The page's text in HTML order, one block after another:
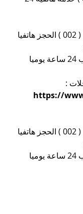
هاتف 01000412135 ( 002 ) الحجز هاتفيا
خدمة هاتفية + واتساب 24 ساعة يوميا
:
https://
هاتف 01000412135 ( 002 ) الحجز هاتفيا
خدمة هاتفية + واتساب 24 ساعة يوميا